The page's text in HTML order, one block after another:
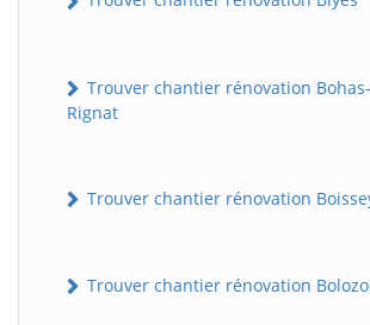
Trouver chantier rénovation
Rignat
Trouver chantier rénovation
Trouver chantier rénovation